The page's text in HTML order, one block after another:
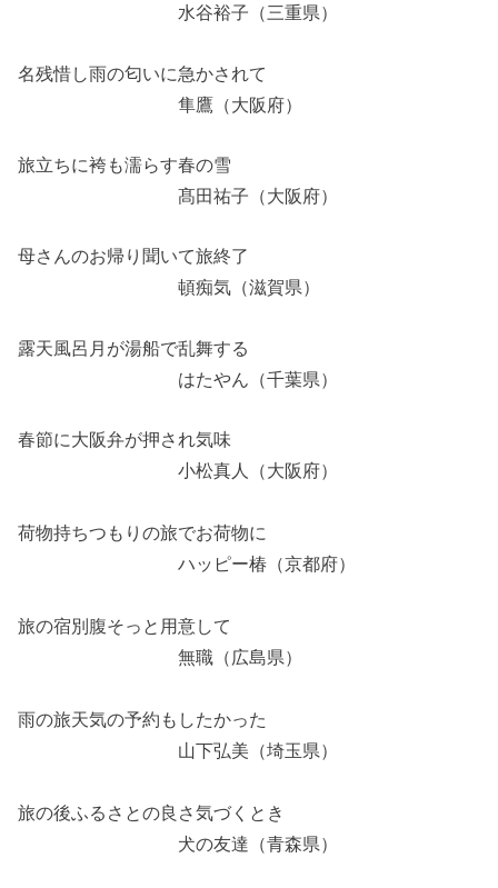
水谷裕子（三重県）
名残惜し雨の匂いに急かされて
隼鷹（大阪府）
旅立ちに袴も濡らす春の雪
髙田祐子（大阪府）
母さんのお帰り聞いて旅終了
頓痴気（滋賀県）
露天風呂月が湯船で乱舞する
はたやん（千葉県）
春節に大阪弁が押され気味
小松真人（大阪府）
荷物持ちつもりの旅でお荷物に
ハッピー椿（京都府）
旅の宿別腹そっと用意して
無職（広島県）
雨の旅天気の予約もしたかった
山下弘美（埼玉県）
旅の後ふるさとの良さ気づくとき
犬の友達（青森県）